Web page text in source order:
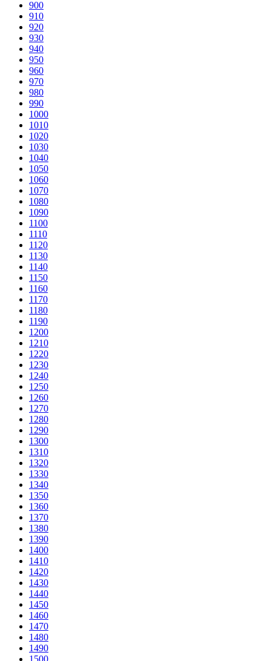
900
910
920
930
940
950
960
970
980
990
1000
1010
1020
1030
1040
1050
1060
1070
1080
1090
1100
1110
1120
1130
1140
1150
1160
1170
1180
1190
1200
1210
1220
1230
1240
1250
1260
1270
1280
1290
1300
1310
1320
1330
1340
1350
1360
1370
1380
1390
1400
1410
1420
1430
1440
1450
1460
1470
1480
1490
1500